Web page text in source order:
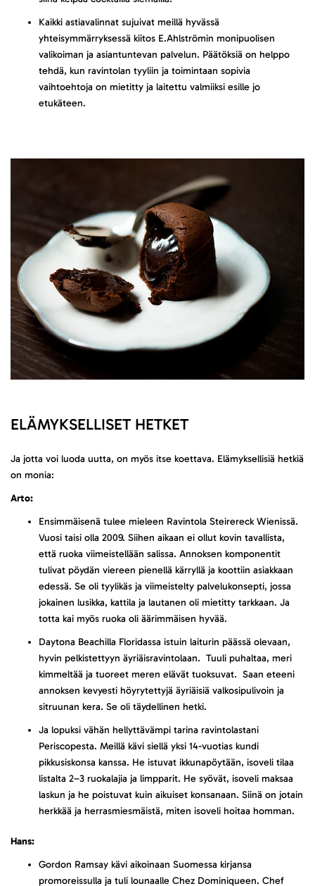
Kaikki astiavalinnat sujuivat meillä hyvässä
yhteisymmärryksessä kiitos E.Ahlströmin monipuolisen
valikoiman ja asiantuntevan palvelun. Päätöksiä on helppo
tehdä, kun ravintolan tyyliin ja toimintaan sopivia
vaihtoehtoja on mietitty ja laitettu valmiiksi esille jo
etukäteen.
ELÄMYKSELLISET HETKET
Ja jotta voi luoda uutta, on myös itse koettava. Elämyksellisiä hetkiä
on monia:
Arto:
Ensimmäisenä tulee mieleen Ravintola Steirereck Wienissä.
Vuosi taisi olla 2009. Siihen aikaan ei ollut kovin tavallista,
että ruoka viimeistellään salissa. Annoksen komponentit
tulivat pöydän viereen pienellä kärryllä ja koottiin asiakkaan
edessä. Se oli tyylikäs ja viimeistelty palvelukonsepti, jossa
jokainen lusikka, kattila ja lautanen oli mietitty tarkkaan. Ja
totta kai myös ruoka oli äärimmäisen hyvää.
Daytona Beachilla Floridassa istuin laiturin päässä olevaan,
hyvin pelkistettyyn äyriäisravintolaan. Tuuli puhaltaa, meri
kimmeltää ja tuoreet meren elävät tuoksuvat. Saan eteeni
annoksen kevyesti höyrytettyjä äyriäisiä valkosipulivoin ja
sitruunan kera. Se oli täydellinen hetki.
Ja lopuksi vähän hellyttävämpi tarina ravintolastani
Periscopesta. Meillä kävi siellä yksi 14-vuotias kundi
pikkusiskonsa kanssa. He istuvat ikkunapöytään, isoveli tilaa
listalta 2–3 ruokalajia ja limpparit. He syövät, isoveli maksaa
laskun ja he poistuvat kuin aikuiset konsanaan. Siinä on jotain
herkkää ja herrasmiesmäistä, miten isoveli hoitaa homman.
Hans:
Gordon Ramsay kävi aikoinaan Suomessa kirjansa
promoreissulla ja tuli lounaalle Chez Dominiqueen. Chef